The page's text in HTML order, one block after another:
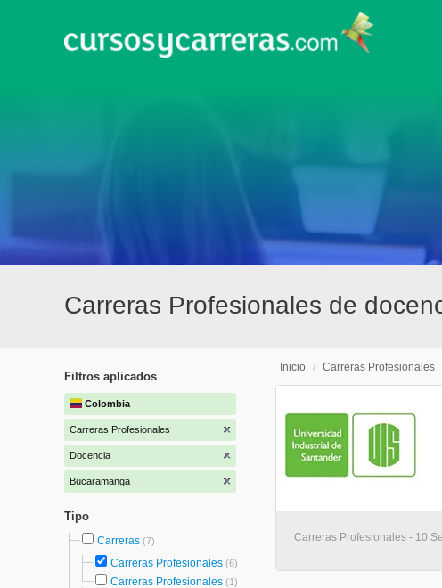
Carreras Profesionales de
Filtros aplicados
Colombia
Carreras Profesionales
Docencia
Bucaramanga
Tipo
Carreras (7)
Carreras Profesionales (6)
Carreras Profesionales (1)
Inicio / Carreras Profesionales
Carreras Profesionales - 10